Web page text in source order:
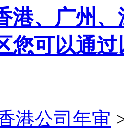
港、广州
您可以通
港公司年审